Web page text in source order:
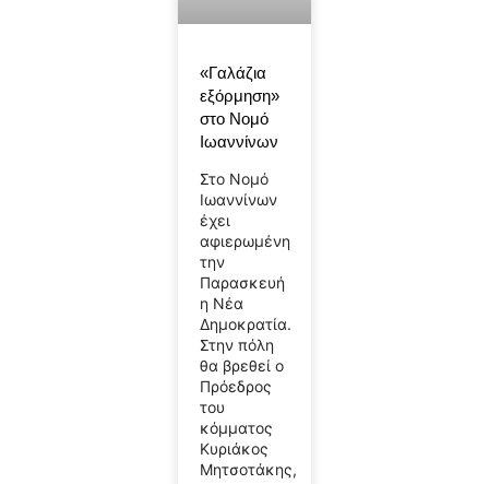
«Γαλάζια
εξόρμηση»
στο Νομό
Ιωαννίνων
Στο Νομό
Ιωαννίνων
έχει
αφιερωμένη
την
Παρασκευή
η Νέα
Δημοκρατία.
Στην πόλη
θα βρεθεί ο
Πρόεδρος
του
κόμματος
Κυριάκος
Μητσοτάκης,